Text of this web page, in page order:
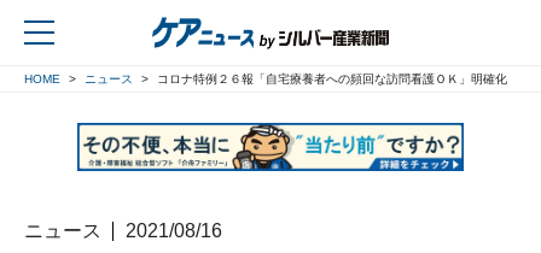
HOME ニュース コロナ特例２６報「自宅療養者への頻回な訪問看護ＯＫ」明確化
ニュース 2021/08/16